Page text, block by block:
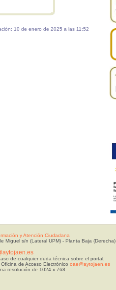
10 de enero de 2025 a las 11:52
y Atención Ciudadana
Miguel s/n (Lateral UPM) - Planta Baja (Derecha)
de cualquier duda técnica sobre el portal,
de Acceso Electrónico oae@aytojaen.es
resolución de 1024 x 768